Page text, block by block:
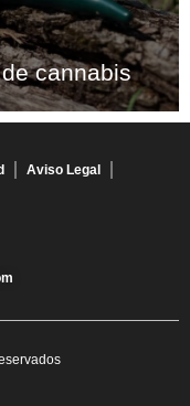
cannabis
Aviso Legal